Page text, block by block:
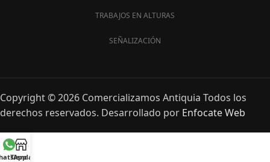
TRABAJOS EN ALTURAS
SEÑALIZACIÓN
Copyright © 2026 Comercializamos Antiquia Todos los
derechos reservados. Desarrollado por Enfocate Web
Tienda